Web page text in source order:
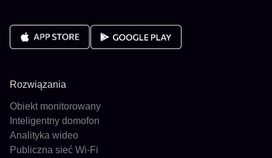
Rozwiązania
Obiekt monitorowany
Inteligentny domofon
Analityka wideo
Publiczna sieć Wi-Fi